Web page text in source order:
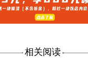
相关阅读